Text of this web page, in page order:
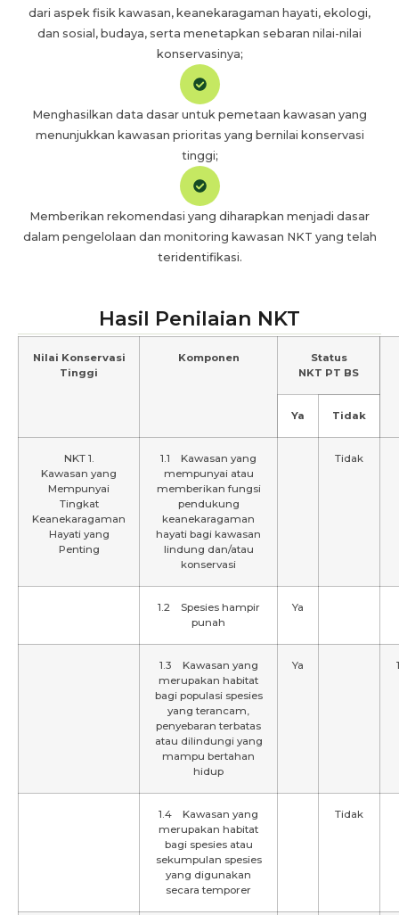
dari aspek fisik kawasan, keanekaragaman hayati, ekologi,
dan sosial, budaya, serta menetapkan sebaran nilai-nilai
konservasinya;
Menghasilkan data dasar untuk pemetaan kawasan yang
menunjukkan kawasan prioritas yang bernilai konservasi
tinggi;
Memberikan rekomendasi yang diharapkan menjadi dasar
dalam pengelolaan dan monitoring kawasan NKT yang telah
teridentifikasi.
Hasil Penilaian NKT
Nilai Konservasi
Tinggi
Komponen
Status
NKT PT BS
Ya Tidak
NKT 1.
Kawasan yang
Mempunyai
Tingkat
Keanekaragaman
Hayati yang
Penting
1.1 Kawasan yang
mempunyai atau
memberikan fungsi
pendukung
keanekaragaman
hayati bagi kawasan
lindung dan/atau
konservasi
Tidak
1.2 Spesies hampir
punah
Ya
1.3 Kawasan yang
merupakan habitat
bagi populasi spesies
yang terancam,
penyebaran terbatas
atau dilindungi yang
mampu bertahan
hidup
Ya
1.4 Kawasan yang
merupakan habitat
bagi spesies atau
sekumpulan spesies
yang digunakan
secara temporer
Tidak